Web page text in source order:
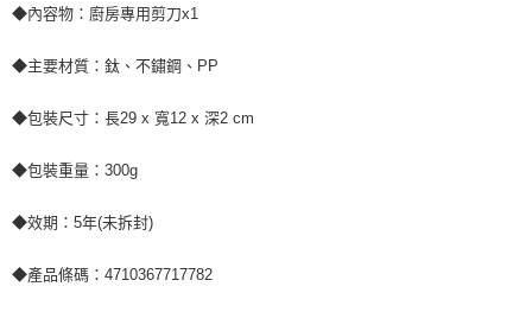
◆內容物：廚房專用剪刀x1
◆主要材質：鈦、不鏽鋼、PP
◆包裝尺寸：長29 x 寬12 x 深2 cm
◆包裝重量：300g
◆效期：5年(未拆封)
◆產品條碼：4710367717782